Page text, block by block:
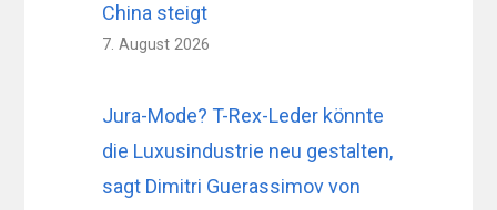
China steigt
7. August 2026
Jura-Mode? T-Rex-Leder könnte
die Luxusindustrie neu gestalten,
sagt Dimitri Guerassimov von